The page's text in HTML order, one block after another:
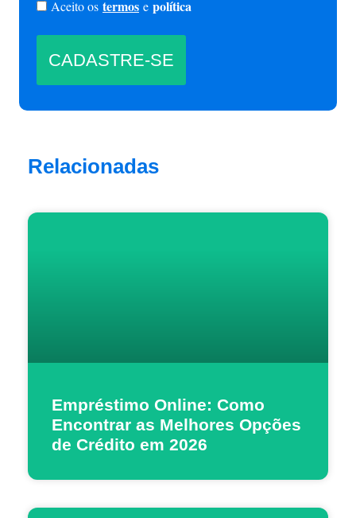
Aceito os termos e política
Relacionadas
Empréstimo Online: Como
Encontrar as Melhores Opções
de Crédito em 2026